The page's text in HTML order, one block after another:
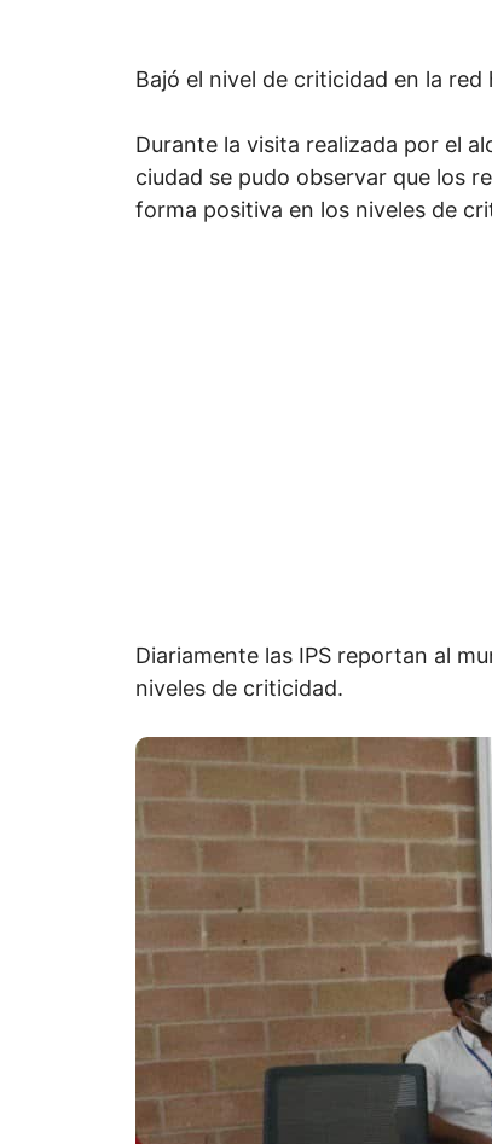
Bajó el nivel de criticidad en la
Durante la visita realizada por el
ciudad se pudo observar que los
forma positiva en los niveles de
Diariamente las IPS reportan al
niveles de criticidad.